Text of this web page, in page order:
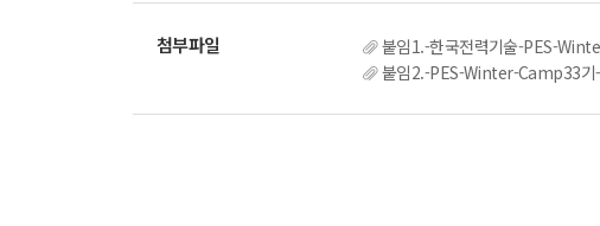
붙임1.-한국전력기술-PES-
붙임2.-PES-Winter-Camp33